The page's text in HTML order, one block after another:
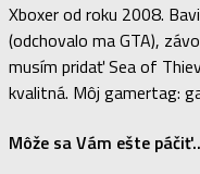
Xboxer od roku 2008.
(odchovalo ma GTA),
musím pridať Sea of
kvalitná. Môj gamertag:
Môže sa Vám ešte